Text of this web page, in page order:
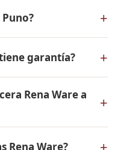
para conocer
y facilidades
inicial.
+
es contra
garantía? +
Todos los
en acero
alta calidad.
Rena Ware a
+
Rena Ware? +